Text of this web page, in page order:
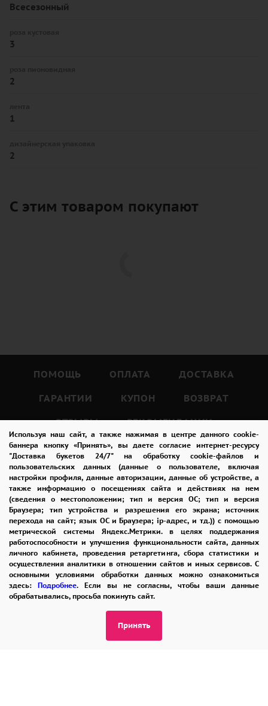
Используя наш сайт, а также нажимая в центре данного cookie-
баннера кнопку «Принять», вы даете согласие интернет-ресурсу
"Доставка букетов 24/7" на обработку cookie-файлов и
пользовательских данных (данные о пользователе, включая
настройки профиля, данные авторизации, данные об устройстве, а
также информацию о посещениях сайта и действиях на нем
(сведения о местоположении; тип и версия ОС; тип и версия
Браузера; тип устройства и разрешения его экрана; источник
перехода на сайт; язык ОС и Браузера; ip-адрес, и тд.)) с помощью
метрической системы Яндекс.Метрики. в целях поддержания
работоспособности и улучшения функциональности сайта, данных
личного кабинета, проведения ретаргетинга, сбора статистики и
осуществления аналитики в отношении сайтов и иных сервисов. С
основными условиями обработки данных можно ознакомиться
здесь: Подробнее. Если вы не согласны, чтобы ваши данные
обрабатывались, просьба покинуть сайт.
Принять
Всесезонный
3
2
1
2
С этим товаром покупают
ПОМОЩЬ ОПЛАТА
ДОСТАВКА
ГАРАНТИИ
КУПОН
ВОЗВРАТ
ОТЗЫВЫ
РЕКОМЕНДАЦИИ
КОНТАКТЫ
8 965 242-37-47
ЗАКАЗАТЬ ЗВОНОК
admin@buket24delivery.ru
ул. Народная д. 8,
возле ТЦ «АТОС»
ПОЛИТИКА КОНФИДЕНЦИАЛЬНОСТИ